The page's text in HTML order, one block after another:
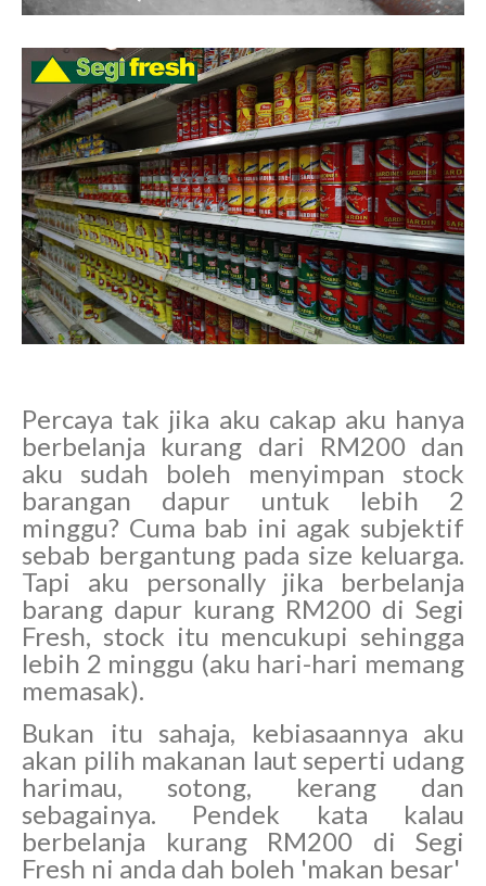
Percaya tak jika aku cakap aku hanya
berbelanja kurang dari RM200 dan
aku sudah boleh menyimpan stock
barangan dapur untuk lebih 2
minggu? Cuma bab ini agak subjektif
sebab bergantung pada size keluarga.
Tapi aku personally jika berbelanja
barang dapur kurang RM200 di Segi
Fresh, stock itu mencukupi sehingga
lebih 2 minggu (aku hari-hari memang
memasak).
Bukan itu sahaja, kebiasaannya aku
akan pilih makanan laut seperti udang
harimau, sotong, kerang dan
sebagainya. Pendek kata kalau
berbelanja kurang RM200 di Segi
Fresh ni anda dah boleh 'makan besar'